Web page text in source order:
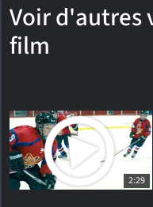
Voir d'autres
film
2:29